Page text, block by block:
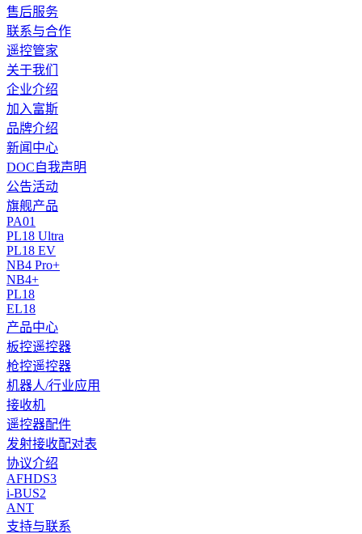
售后服务
联系与合作
遥控管家
关于我们
企业介绍
加入富斯
品牌介绍
新闻中心
DOC自我声明
公告活动
旗舰产品
PA01
PL18 Ultra
PL18 EV
NB4 Pro+
NB4+
PL18
EL18
产品中心
板控遥控器
枪控遥控器
机器人/行业应用
接收机
遥控器配件
发射接收配对表
协议介绍
AFHDS3
i-BUS2
ANT
支持与联系